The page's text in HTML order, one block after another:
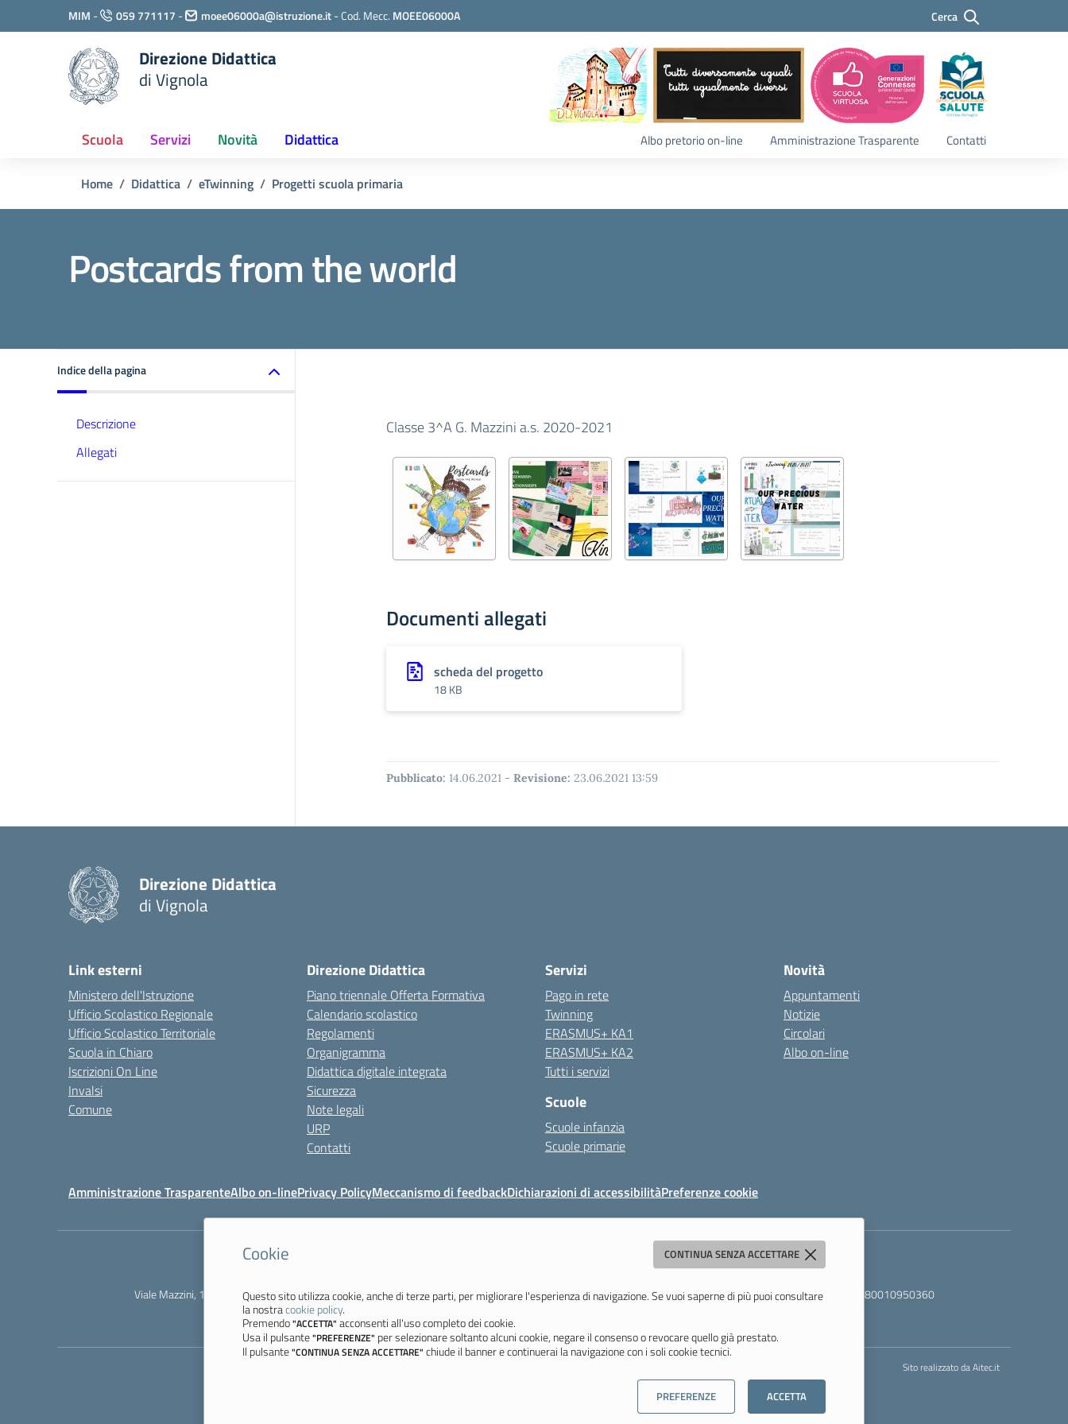
Cookie CONTINUA SENZA ACCETTARE
Questo sito utilizza cookie, anche di terze parti, per migliorare l'esperienza di navigazione. Se vuoi saperne di più puoi consultare
la nostracookie policy.
Premendo"ACCETTA" acconsenti all'uso completo dei cookie.
Usa il pulsante"PREFERENZE" per selezionare soltanto alcuni cookie, negare il consenso o revocare quello già prestato.
Il pulsante"CONTINUA SENZA ACCETTARE" chiude il banner e continuerai la navigazione con i soli cookie tecnici.
PREFERENZE ACCETTA
Vai ai contenuti
Vai al menu di navigazione
Vai al footer
MIM - 059 771117 - moee06000a@istruzione.it-Cod. Mecc. MOEE06000A Cerca
Direzione Didattica
di Vignola
Cerca
Scuola Servizi Novità Didattica Albo pretorio on-line Amministrazione Trasparente Contatti
Home Didattica eTwinning Progetti scuola primaria
Postcards from the world
Indice della pagina
Descrizione
Allegati
Classe 3^A G. Mazzini a.s. 2020-2021
Documenti allegati
scheda del progetto
18 KB
Pubblicato: 14.06.2021 - Revisione: 23.06.2021 13:59
Direzione Didattica
di Vignola
Link esterni
Ministero dell'Istruzione
Ufficio Scolastico Regionale
Ufficio Scolastico Territoriale
Scuola in Chiaro
Iscrizioni On Line
Invalsi
Comune
Direzione Didattica
Piano triennale Offerta Formativa
Calendario scolastico
Regolamenti
Organigramma
Didattica digitale integrata
Sicurezza
Note legali
URP
Contatti
Servizi
Pago in rete
Twinning
ERASMUS+ KA1
ERASMUS+ KA2
Tutti i servizi
Scuole
Scuole infanzia
Scuole primarie
Novità
Appuntamenti
Notizie
Circolari
Albo on-line
Amministrazione TrasparenteAlbo on-linePrivacy PolicyMeccanismo di feedbackDichiarazioni di accessibilitàPreferenze cookie
Viale Mazzini, 18 - 41058 Vignola (MO) - Tel. 059 771117 - Fax 059 771113 - Email:moee06000a@istruzione.it- PEC:moee06000a@pec.istruzione.it
- C.F. 80010950360
Ultimo aggiornamento: Mercoledì, 5 Agosto 2026 ore 08:44
Sito realizzato daAitec.it